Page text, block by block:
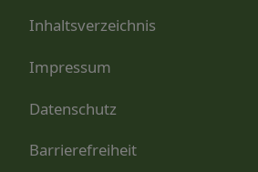
Inhaltsverzeichnis
Impressum
Datenschutz
Barrierefreiheit